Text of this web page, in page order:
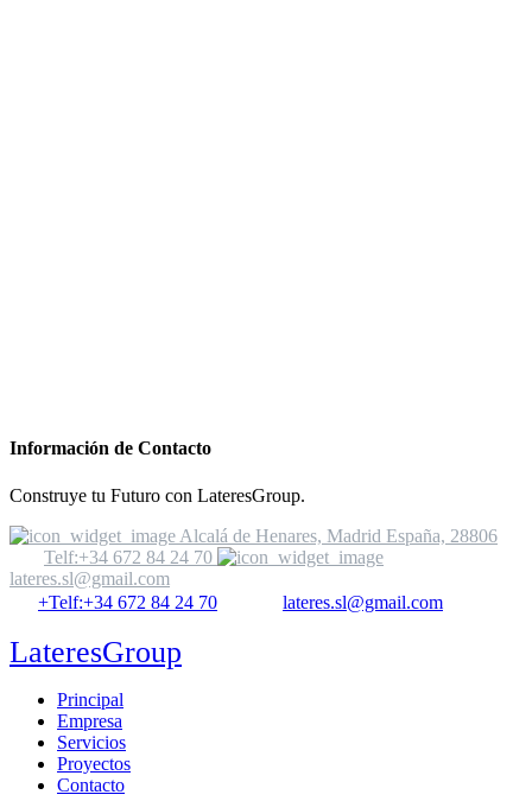
Información de Contacto
Construye tu Futuro con LateresGroup.
Alcalá de Henares, Madrid España, 28806
Telf:+34 672 84 24 70
lateres.sl@gmail.com
+Telf:+34 672 84 24 70
lateres.sl@gmail.com
LateresGroup
Principal
Empresa
Servicios
Proyectos
Contacto